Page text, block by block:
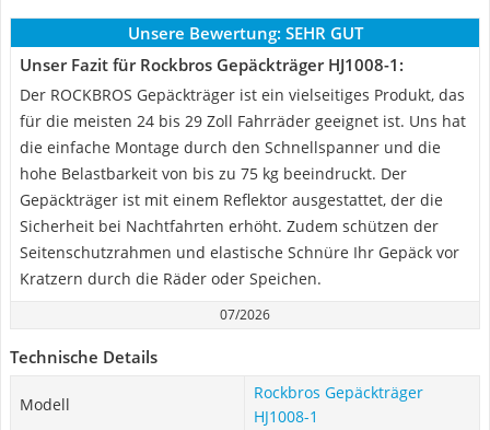
Unsere Bewertung: SEHR GUT
Unser Fazit für Rockbros Gepäckträger HJ1008-1:
Der ROCKBROS Gepäckträger ist ein vielseitiges Produkt, das
für die meisten 24 bis 29 Zoll Fahrräder geeignet ist. Uns hat
die einfache Montage durch den Schnellspanner und die
hohe Belastbarkeit von bis zu 75 kg beeindruckt. Der
Gepäckträger ist mit einem Reflektor ausgestattet, der die
Sicherheit bei Nachtfahrten erhöht. Zudem schützen der
Seitenschutzrahmen und elastische Schnüre Ihr Gepäck vor
Kratzern durch die Räder oder Speichen.
07/2026
Technische Details
Modell
Rockbros Gepäckträger
HJ1008-1